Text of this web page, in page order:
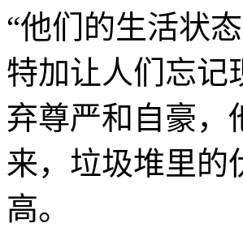
“他们的生活状
特加让人们忘记
弃尊严和自豪，
来，垃圾堆里的
高。